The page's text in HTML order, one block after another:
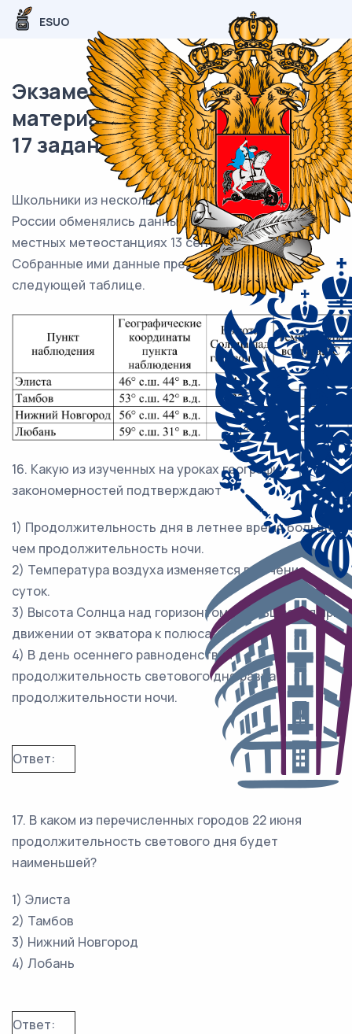
ESUO
Экзаменационный (типовой)
материал ОГЭ / География / 16-
17 задание (24) / 42
Школьники из нескольких населённых пунктов
России обменялись данными, полученными на
местных метеостанциях 13 сентября 2012 г.
Собранные ими данные представлены в
следующей таблице.
16. Какую из изученных на уроках географии
закономерностей подтверждают
1) Продолжительность дня в летнее время больше,
чем продолжительность ночи.
2) Температура воздуха изменяется в течение
суток.
3) Высота Солнца над горизонтом уменьшается при
движении от экватора к полюсам.
4) В день осеннего равноденствия
продолжительность светового дня равна
продолжительности ночи.
Ответ:
17. В каком из перечисленных городов 22 июня
продолжительность светового дня будет
наименьшей?
1) Элиста
2) Тамбов
3) Нижний Новгород
4) Лобань
Ответ: